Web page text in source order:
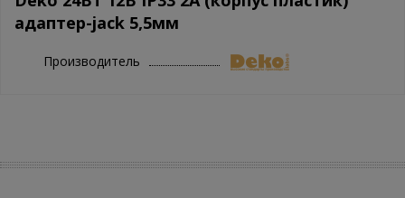
адаптер-jack 5,5мм
Производитель